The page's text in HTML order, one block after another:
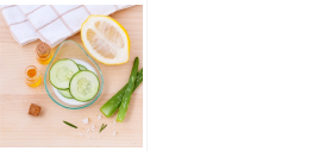
les cheveux
afro ?